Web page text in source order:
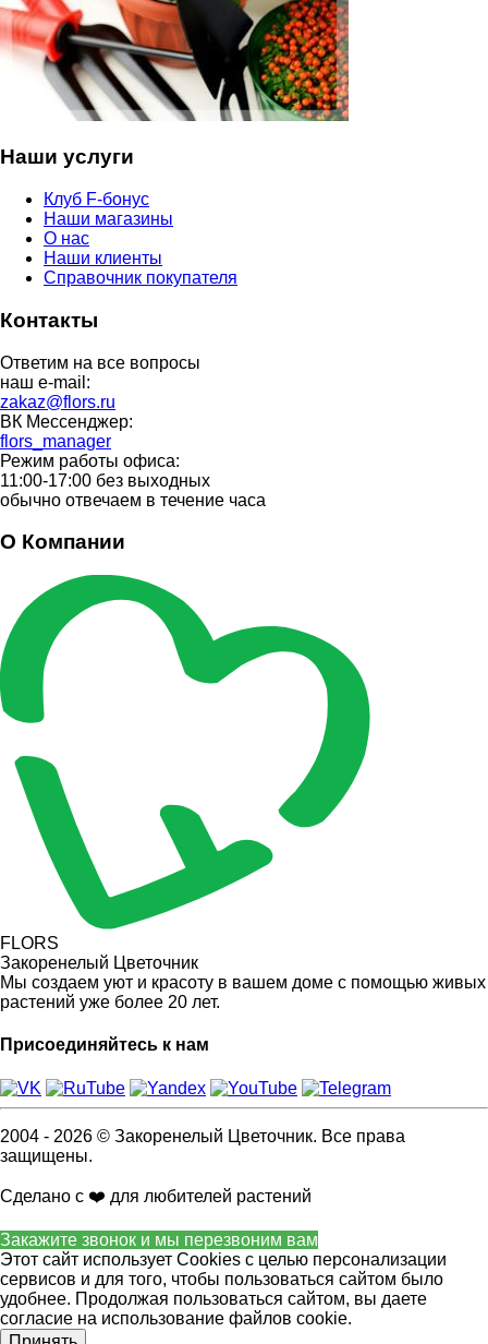
Наши услуги
Клуб F-бонус
Наши магазины
О нас
Наши клиенты
Справочник покупателя
Контакты
Ответим на все вопросы
наш e-mail:
zakaz@flors.ru
ВК Мессенджер:
flors_manager
Режим работы офиса:
11:00-17:00 без выходных
обычно отвечаем в течение часа
О Компании
FLORS
Закоренелый Цветочник
Мы создаем уют и красоту в вашем доме с помощью живых
растений уже более 20 лет.
Присоединяйтесь к нам
2004 - 2026 © Закоренелый Цветочник. Все права
защищены.
Сделано с ❤️ для любителей растений
Закажите звонок и мы перезвоним вам
Этот сайт использует Cookies с целью персонализации
сервисов и для того, чтобы пользоваться сайтом было
удобнее. Продолжая пользоваться сайтом, вы даете
согласие на использование файлов cookie.